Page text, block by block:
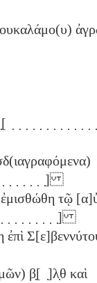
̣[ ̣] ̣[
̣]
ἐμισθώθη τῷ
̣]
ἐπὶ
β̣[ ̣]λ̣θ καὶ